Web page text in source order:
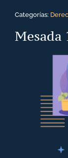
Servicios
¡Bienvenido a
+57 316 3730322
Derecho de
Derecho
Derecho
Derecho Civil
Derecho Penal
Categorías:
Mesada